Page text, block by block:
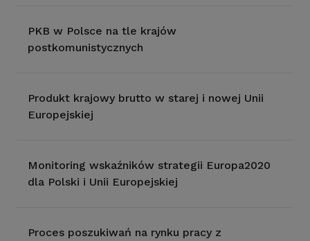
PKB w Polsce na tle krajów
postkomunistycznych
Produkt krajowy brutto w starej i nowej Unii
Europejskiej
Monitoring wskaźników strategii Europa2020
dla Polski i Unii Europejskiej
Proces poszukiwań na rynku pracy z